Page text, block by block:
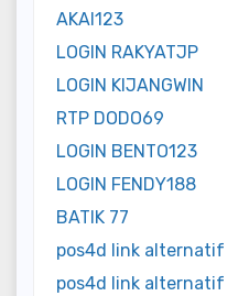
AKAI123
LOGIN RAKYATJP
LOGIN KIJANGWIN
RTP DODO69
LOGIN BENTO123
LOGIN FENDY188
BATIK 77
pos4d link alternatif
pos4d link alternatif